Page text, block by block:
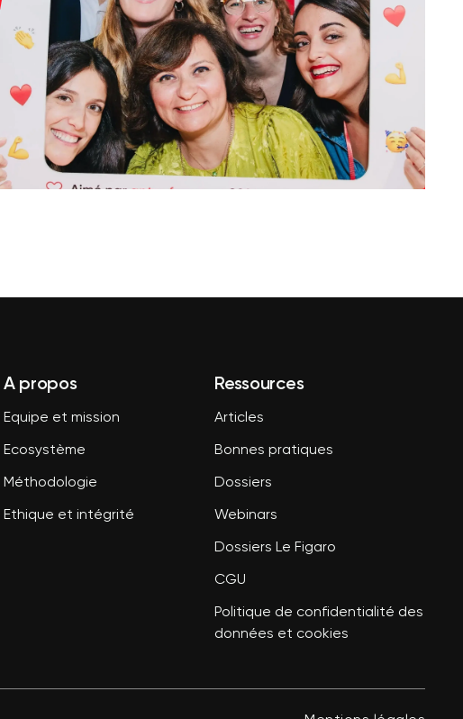
A propos
Equipe et mission
Ecosystème
Méthodologie
Ethique et intégrité
Ressources
Articles
Bonnes pratiques
Dossiers
Webinars
Dossiers Le Figaro
CGU
Politique de confidentialité des
données et cookies